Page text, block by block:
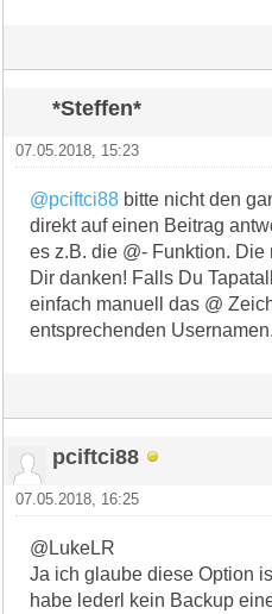
*Steffen*
07.05.2018, 15:23
@pciftci88 bitte nicht den
direkt auf einen Beitrag
es z.B. die @- Funktion.
Dir danken! Falls Du
einfach manuell das @
entsprechenden Usernamen.
pciftci88
07.05.2018, 16:25
@LukeLR
Ja ich glaube diese Option
habe lederl kein Backup